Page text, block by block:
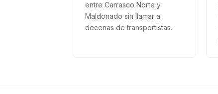
entre Carrasco Norte y
Maldonado sin llamar a
decenas de transportistas.